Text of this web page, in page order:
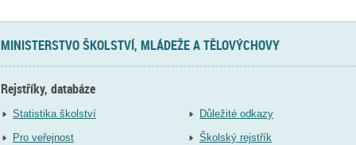
MINISTERSTVO ŠKOLSTVÍ, MLÁDEŽE A TĚLOVÝCHOVY
Rejstříky, databáze
Statistika školství
Pro veřejnost
Důležité odkazy
Školský rejstřík